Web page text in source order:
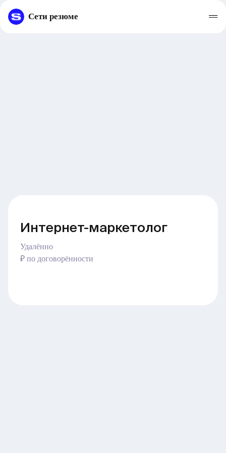
Сети резюме
Интернет-маркетолог
Удалённо
₽ по договорённости